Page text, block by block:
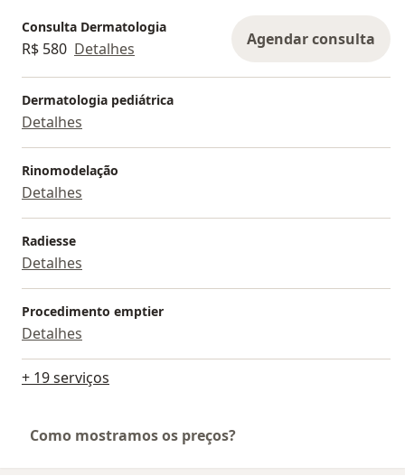
Consulta Dermatologia
R$ 580 Detalhes Agendar consulta
Dermatologia pediátrica
Detalhes
Rinomodelação
Detalhes
Radiesse
Detalhes
Procedimento emptier
Detalhes
+ 19 serviços
Como mostramos os preços?